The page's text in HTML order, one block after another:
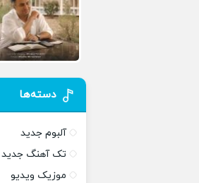
دسته‌ها
آلبوم جدید
تک آهنگ جدید
موزیک ویدیو